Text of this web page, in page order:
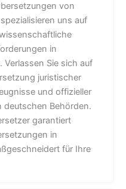
von
uns auf
in
Sie sich auf
juristischer
und offizieller
deutschen Behörden.
garantiert
in
für Ihre